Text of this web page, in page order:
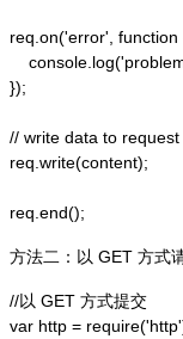
req.on('error', function
});
// write data to request
req.write(content);
方法二：以 GET 方式
//以 GET 方式提交
var http =